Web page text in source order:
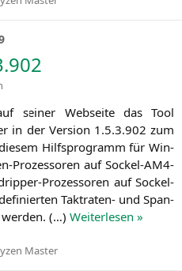
sei­ner Web­sei­te das Tool
in der Ver­si­on 1.5.3.902 zum
Hilfs­pro­gramm für Win­
Pro­zes­so­ren auf Sockel-AM4-
Pro­zes­so­ren auf Sockel-
Takt­ra­ten- und Span­
(…) Wei­ter­le­sen »
Master